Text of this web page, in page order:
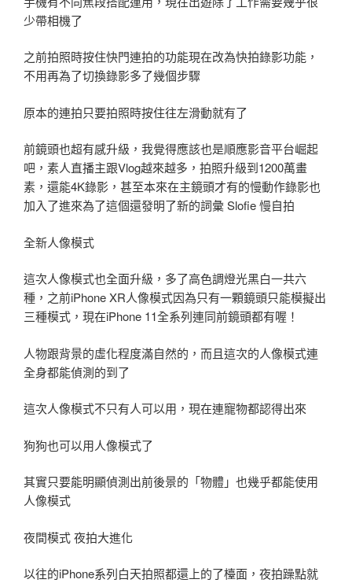
少帶相機了
之前拍照時按住快門連拍的功能現在改為快拍錄影功能，
不用再為了切換錄影多了幾個步驟
原本的連拍只要拍照時按住往左滑動就有了
前鏡頭也超有感升級，我覺得應該也是順應影音平台崛起
吧，素人直播主跟Vlog越來越多，拍照升級到1200萬畫
素，還能4K錄影，甚至本來在主鏡頭才有的慢動作錄影也
加入了進來為了這個還發明了新的詞彙 Slofie 慢自拍
全新人像模式
這次人像模式也全面升級，多了高色調燈光黑白一共六
種，之前iPhone XR人像模式因為只有一顆鏡頭只能模擬出
三種模式，現在iPhone 11全系列連同前鏡頭都有喔！
人物跟背景的虛化程度滿自然的，而且這次的人像模式連
全身都能偵測的到了
這次人像模式不只有人可以用，現在連寵物都認得出來
狗狗也可以用人像模式了
其實只要能明顯偵測出前後景的「物體」也幾乎都能使用
人像模式
夜間模式 夜拍大進化
以往的iPhone系列白天拍照都還上的了檯面，夜拍躁點就